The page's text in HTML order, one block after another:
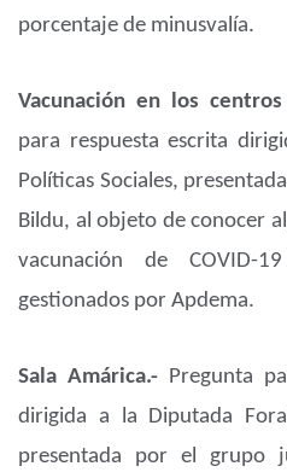
porcentaje de minusvalía.
Vacunación en los
para respuesta escrita
Políticas Sociales,
Bildu, al objeto de conocer
vacunación de
gestionados por Apdema.
Sala Amárica.- Pregunta
dirigida a la Diputada
presentada por el grupo